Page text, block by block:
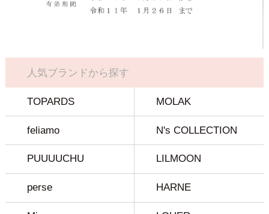
人気ブランドから探す
TOPARDS MOLAK
feliamo N's COLLECTION
PUUUUCHU LILMOON
perse HARNE